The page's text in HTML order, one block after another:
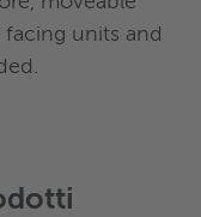
units and